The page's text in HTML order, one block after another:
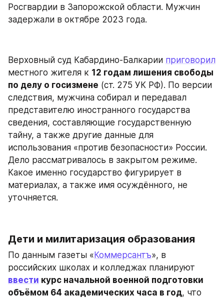
Росгвардии в Запорожской области. Мужчин
задержали в октябре 2023 года.
Верховный суд Кабардино-Балкарии приговорил
местного жителя к 12 годам лишения свободы
по делу о госизмене (ст. 275 УК РФ). По версии
следствия, мужчина собирал и передавал
представителю иностранного государства
сведения, составляющие государственную
тайну, а также другие данные для
использования «против безопасности» России.
Дело рассматривалось в закрытом режиме.
Какое именно государство фигурирует в
материалах, а также имя осуждённого, не
уточняется.
Дети и милитаризация образования
По данным газеты « Коммерсантъ», в
ввести курс начальной военной подготовки
объёмом 64 академических часа в год, что